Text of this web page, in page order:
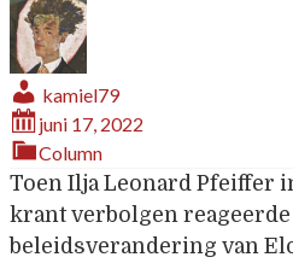
kamiel79
juni 17, 2022
Column
Toen Ilja Leonard Pfeiffer
krant verbolgen reageerde
beleidsverandering van